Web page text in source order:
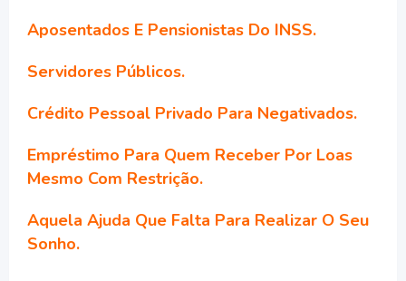
Aposentados E Pensionistas Do INSS.
Servidores Públicos.
Crédito Pessoal Privado Para Negativados.
Empréstimo Para Quem Receber Por Loas
Mesmo Com Restrição.
Aquela Ajuda Que Falta Para Realizar O Seu
Sonho.